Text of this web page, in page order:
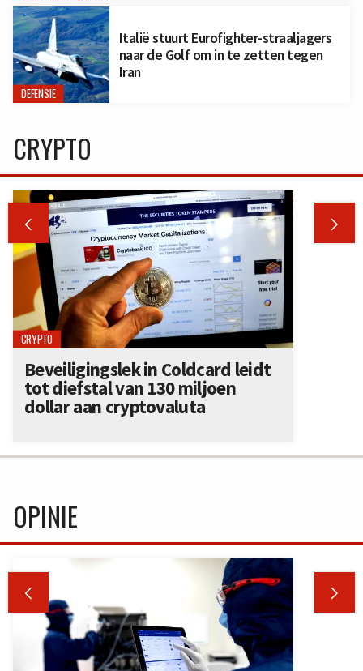
DEFENSIE
Italië stuurt Eurofighter-straaljagers
naar de Golf om in te zetten tegen
Iran
CRYPTO
 
CRYPTO
Beveiligingslek in Coldcard leidt
tot diefstal van 130 miljoen
dollar aan cryptovaluta
OPINIE
 